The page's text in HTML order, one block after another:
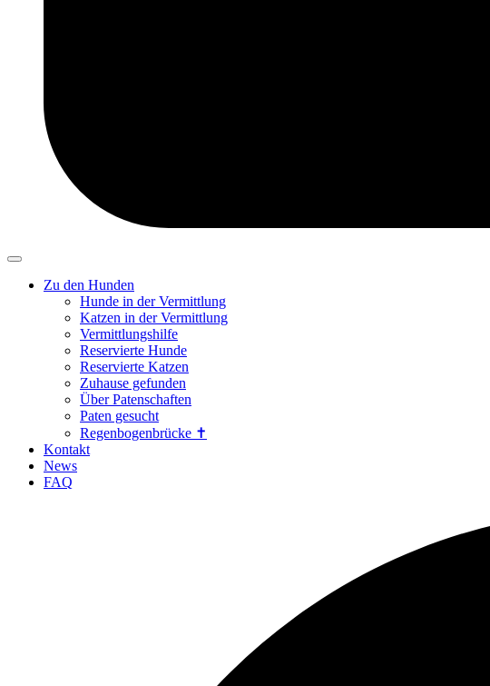
Zu den Hunden
Hunde in der Vermittlung
Katzen in der Vermittlung
Vermittlungshilfe
Reservierte Hunde
Reservierte Katzen
Zuhause gefunden
Über Patenschaften
Paten gesucht
Regenbogenbrücke ✝
Kontakt
News
FAQ